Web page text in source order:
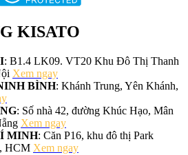
KISATO
: B1.4 LK09. VT20 Khu Đô Thị Thanh
Xem ngay
BÌNH: Khánh Trung, Yên Khánh,
: Số nhà 42, đường Khúc Hạo, Mân
Xem ngay
MINH: Căn P16, khu đô thị Park
HCM Xem ngay